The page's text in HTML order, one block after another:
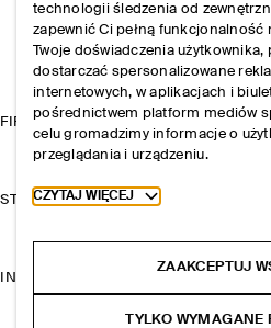
FIRMA
STREFA KLIENTA
INFORMACJE I REGULAMINY
technologii śledzenia od
zapewnić Ci pełną funkcjonalność
Twoje doświadczenia użytkownika,
dostarczać spersonalizowane
internetowych, w aplikacjach i
pośrednictwem platform mediów
celu gromadzimy informacje o
przeglądania i urządzeniu.
Toggle more cookie
CZYTAJ WIĘCEJ
ZAAKCEPTUJ
TYLKO WYMAGANE